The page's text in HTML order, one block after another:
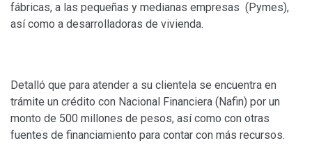
fábricas, a las pequeñas y medianas empresas (Pymes),
así como a desarrolladoras de vivienda.
Detalló que para atender a su clientela se encuentra en
trámite un crédito con Nacional Financiera (Nafin) por un
monto de 500 millones de pesos, así como con otras
fuentes de financiamiento para contar con más recursos.